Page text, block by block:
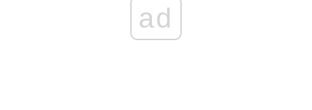
ad